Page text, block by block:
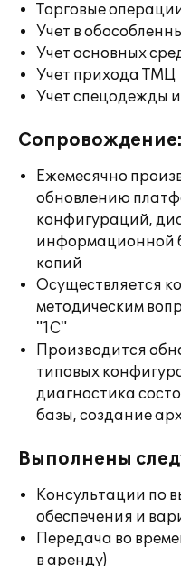
Торговые
Учет в
Учет основных
Учет прихода ТМЦ
Учет спецодежды
Сопровождение:
Ежемесячно
обновлению
конфигураций,
информационной
копий
Осуществляется
методическим
"1С"
Производится
типовых
диагностика
базы, создание
Выполнены
Консультации по
обеспечения и
Передача во
в аренду)